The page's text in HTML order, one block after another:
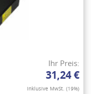
Ihr Preis:
31,24 €
Inklusive MwSt. (19%)